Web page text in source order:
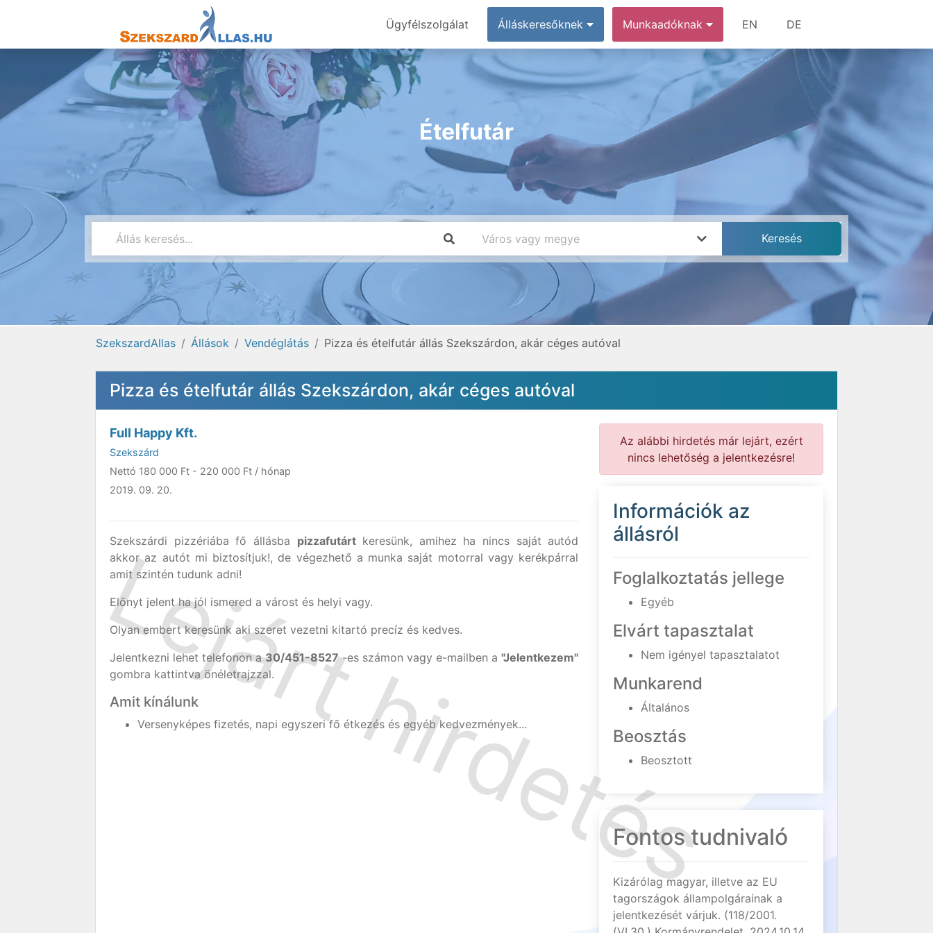
Ügyfélszolgálat Álláskeresőknek Munkaadóknak EN DE
Ételfutár
SzekszardAllas Állások Vendéglátás Pizza és ételfutár állás Szekszárdon, akár céges autóval
Pizza és ételfutár állás Szekszárdon, akár céges autóval
Full Happy Kft.
Szekszárd
Nettó 180 000 Ft - 220 000 Ft / hónap
2019. 09. 20.
Szekszárdi pizzériába fő állásba pizzafutártkeresünk, amihez ha nincs saját autód
akkor az autót mi biztosítjuk!, de végezhető a munka saját motorral vagy kerékpárral
amit szintén tudunk adni!
Előnyt jelent ha jól ismered a várost és helyi vagy.
Olyan embert keresünk aki szeret vezetni kitartó precíz és kedves.
Jelentkezni lehet telefonon a30/451-8527-es számon vagy e-mailben a"Jelentkezem"
gombra kattintva önéletrajzzal.
Amit kínálunk
Versenyképes fizetés, napi egyszeri fő étkezés és egyéb kedvezmények...
Az alábbi hirdetés már lejárt, ezért
nincs lehetőség a jelentkezésre!
Információk az
állásról
Foglalkoztatás jellege
Egyéb
Elvárt tapasztalat
Nem igényel tapasztalatot
Munkarend
Általános
Beosztás
Beosztott
Fontos tudnivaló
Kizárólag magyar, illetve az EU
tagországok állampolgárainak a
jelentkezését várjuk. (118/2001.